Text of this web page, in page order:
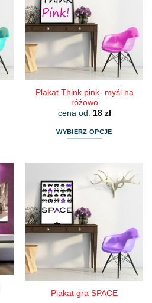
Opcje
można
wybrać
na
stronie
produktu
Plakat Think pink- myśl na
różowo
cena od: 18 zł
WYBIERZ OPCJE
wiele
wariantów.
Opcje
można
wybrać
na
stronie
produktu
Plakat gra SPACE